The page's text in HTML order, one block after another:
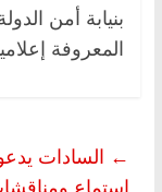
بنيابة أمن
المعروفة
← السادات
استماع